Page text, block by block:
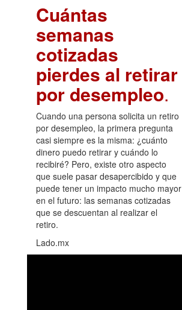
Cuántas
semanas
cotizadas
pierdes al retirar
por desempleo.
Cuando una persona solicita un retiro
por desempleo, la primera pregunta
casi siempre es la misma: ¿cuánto
dinero puedo retirar y cuándo lo
recibiré? Pero, existe otro aspecto
que suele pasar desapercibido y que
puede tener un impacto mucho mayor
en el futuro: las semanas cotizadas
que se descuentan al realizar el
retiro.
Lado.mx